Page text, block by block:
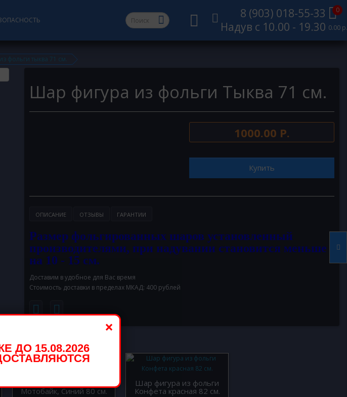
8 (903) 018-55-33
Надув с 10.00 - 19.30
0
0.00 р.
фольги тыква 71 см.
Шар фигура из фольги Тыква 71 см.
1000.00 Р.
Купить
ОПИСАНИЕ ОТЗЫВЫ ГАРАНТИИ
Размер фольгированных шаров установленный
производителями, при надувании становится меньше
на 10 - 15 см.
Доставим в удобное для Вас время
Стоимость доставки в пределах МКАД: 400 рублей
Мотобайк, Синий 80 см.
Шар фигура из фольги
Конфета красная 82 см.
×
ДО 15.08.2026